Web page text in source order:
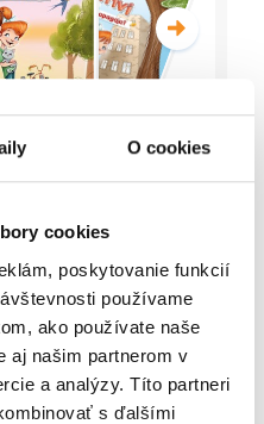
O cookies
cookies
poskytovanie funkcií
používame
ako používate naše
aj našim partnerom v
a analýzy. Títo partneri
s ďalšími